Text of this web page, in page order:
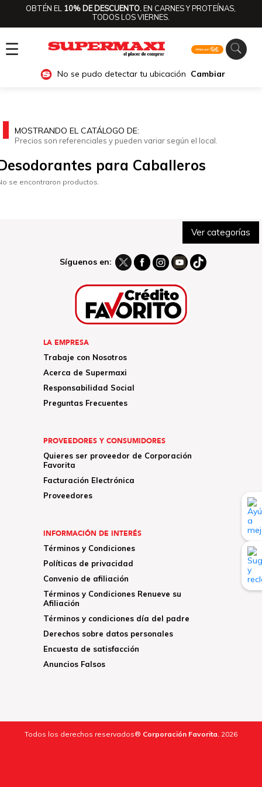
OBTÉN EL 10% DE DESCUENTO.EN CARNES Y PROTEÍNAS,
TODOS LOS VIERNES.
☰
No se pudo detectar tu ubicación Cambiar
Ver categorías
MOSTRANDO EL CATÁLOGO DE:
Precios son referenciales y pueden variar según el local.
para Caballeros
se encontraron productos.
Síguenos en:
LA EMPRESA
Trabaje con Nosotros
Acerca de Supermaxi
Responsabilidad Social
Preguntas Frecuentes
PROVEEDORES Y CONSUMIDORES
Quieres ser proveedor de Corporación
Favorita
Facturación Electrónica
Proveedores
INFORMACIÓN DE INTERÉS
Términos y Condiciones
Políticas de privacidad
Convenio de afiliación
Términos y Condiciones Renueve su
Afiliación
Términos y condiciones día del padre
Derechos sobre datos personales
Encuesta de satisfacción
Anuncios Falsos
Todos los derechos reservados® Corporación Favorita. 2026